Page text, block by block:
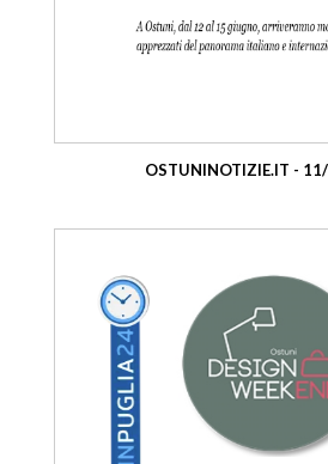
OSTUNINOTIZIE.IT -